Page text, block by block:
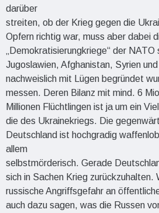
darüber
streiten, ob der Krieg gegen die
Opfern richtig war, muss aber dabei
„Demokratisierungkriege“ der
Jugoslawien, Afghanistan, Syrien
nachweislich mit Lügen begründet
messen. Deren Bilanz mit mind. 6
Millionen Flüchtlingen ist ja um ein
die des Ukrainekriegs. Die
Deutschland ist hochgradig
allem
selbstmörderisch. Gerade
sich in Sachen Krieg zurückzuhalten.
russische Angriffsgefahr an
auch dazu sagen, was die Russen